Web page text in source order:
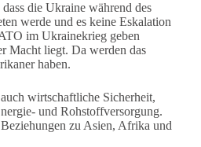
die Ukraine während des
werde und es keine Eskalation
im Ukrainekrieg geben
Macht liegt. Da werden das
haben.
wirtschaftliche Sicherheit,
und Rohstoffversorgung.
zu Asien, Afrika und